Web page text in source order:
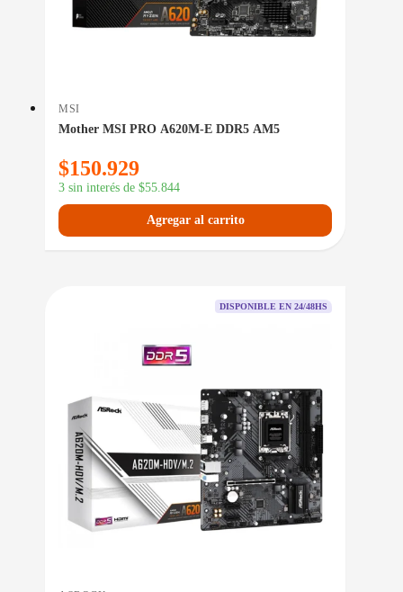
MSI
Mother MSI PRO A620M-E DDR5 AM5
$150.929
3 sin interés de $55.844
Agregar al carrito
DISPONIBLE EN 24/48HS